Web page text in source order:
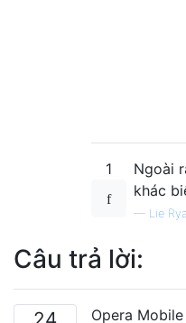
1
Ngoài
khác
— Lie
Câu trả lời:
Opera